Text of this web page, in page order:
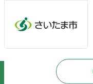
事業者向けの
道路整備